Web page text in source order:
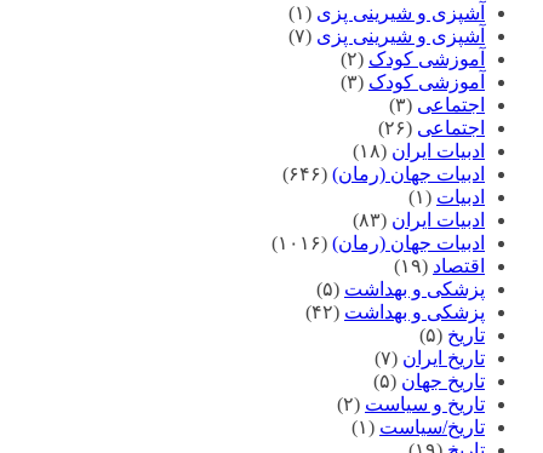
آشپزی و شیرینی پزی (۱)
آشپزی و شیرینی پزی (۷)
آموزشی کودک (۲)
آموزشی کودک (۳)
اجتماعی (۳)
اجتماعی (۲۶)
ادبیات ایران (۱۸)
ادبیات جهان (رمان) (۶۴۶)
ادبیات (۱)
ادبیات ایران (۸۳)
ادبیات جهان (رمان) (۱۰۱۶)
اقتصاد (۱۹)
پزشکی و بهداشت (۵)
پزشکی و بهداشت (۴۲)
تاریخ (۵)
تاریخ ایران (۷)
تاریخ جهان (۵)
تاریخ و سیاست (۲)
تاریخ/سیاست (۱)